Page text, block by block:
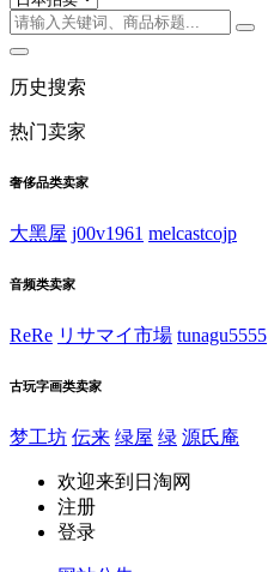
历史搜索
热门卖家
奢侈品类卖家
大黑屋 j00v1961 melcastcojp
音频类卖家
ReRe リサマイ市場 tunagu5555
古玩字画类卖家
梦工坊 伝来 绿屋 绿 源氏庵
欢迎来到日淘网
注册
登录